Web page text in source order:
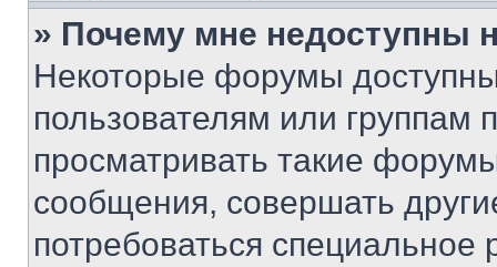
» Почему мне недоступны
Некоторые форумы
пользователям или группам
просматривать такие
сообщения, совершать
потребоваться